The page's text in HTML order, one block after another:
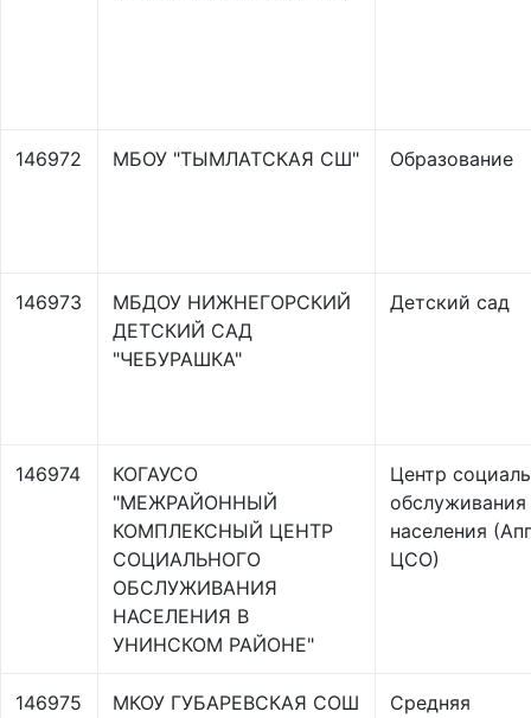
146972 МБОУ "ТЫМЛАТСКАЯ СШ" Образование
146973
МБДОУ НИЖНЕГОРСКИЙ
ДЕТСКИЙ САД
"ЧЕБУРАШКА"
Детский сад
146974
КОГАУСО
"МЕЖРАЙОННЫЙ
КОМПЛЕКСНЫЙ ЦЕНТР
СОЦИАЛЬНОГО
ОБСЛУЖИВАНИЯ
НАСЕЛЕНИЯ В
УНИНСКОМ РАЙОНЕ"
Центр
населения
ЦСО)
146975 МКОУ ГУБАРЕВСКАЯ СОШ
Средняя